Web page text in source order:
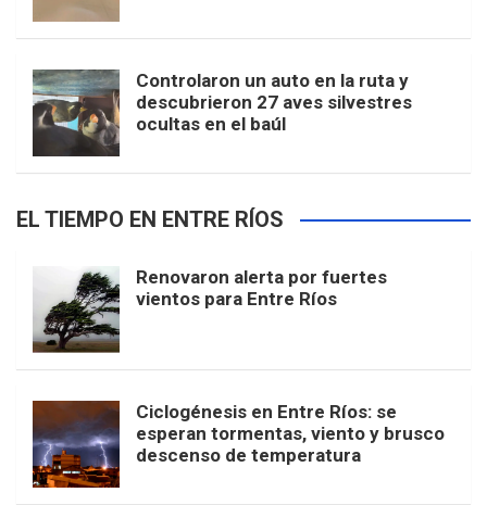
Controlaron un auto en la ruta y
descubrieron 27 aves silvestres
ocultas en el baúl
EL TIEMPO EN ENTRE RÍOS
Renovaron alerta por fuertes
vientos para Entre Ríos
Ciclogénesis en Entre Ríos: se
esperan tormentas, viento y brusco
descenso de temperatura